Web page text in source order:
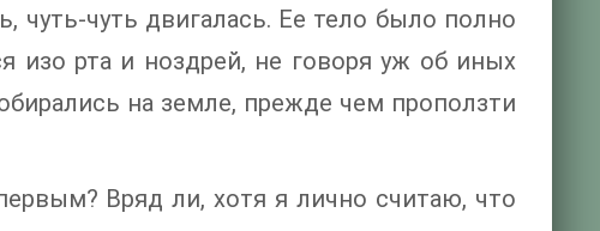
чуть-чуть двигалась. Ее тело было полно
изо рта и ноздрей, не говоря уж об иных
на земле, прежде чем проползти
Вряд ли, хотя я лично считаю, что